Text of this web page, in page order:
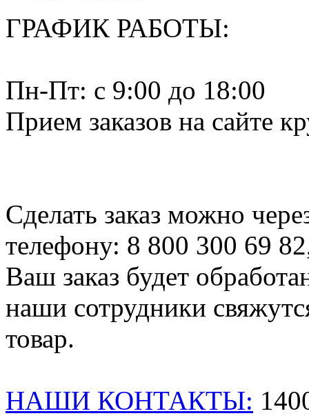
ГРАФИК РАБОТЫ:
Пн-Пт: c 9:00 до 18:00
Прием заказов на сайте
Сделать заказ можно
телефону: 8 800 300 69
Ваш заказ будет
наши сотрудники
товар.
НАШИ КОНТАКТЫ: